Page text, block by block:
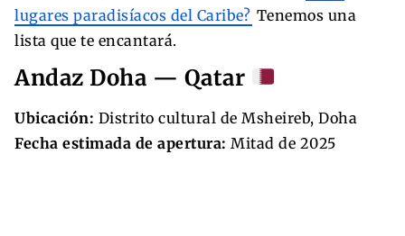
lugares paradisíacos del Caribe? Tenemos una
lista que te encantará.
Andaz Doha — Qatar
Ubicación: Distrito cultural de Msheireb, Doha
Fecha estimada de apertura: Mitad de 2025